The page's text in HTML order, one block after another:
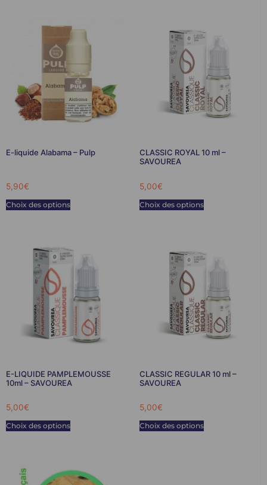
E-liquide Alabama – Pulp
5,90€
Choix des options
CLASSIC ROYAL 10 ml –
SAVOUREA
5,00€
Choix des options
E-LIQUIDE PAMPLEMOUSSE
10ml – SAVOUREA
5,00€
Choix des options
CLASSIC REGULAR 10 ml –
SAVOUREA
5,00€
Choix des options